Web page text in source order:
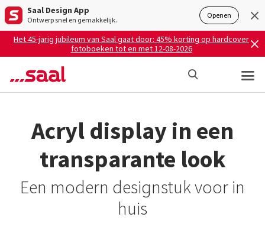
Saal Design App
Ontwerp snel en gemakkelijk. Openen
Het 45-jarig jubileum van Saal gaat door: 45% korting op hardcover
fotoboeken tot en met 12-08-2026
Acryl display in een
transparante look
Een modern designstuk voor in
huis